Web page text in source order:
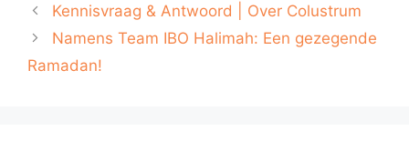
Kennisvraag & Antwoord | Over Colustrum
Namens Team IBO Halimah: Een gezegende
Ramadan!